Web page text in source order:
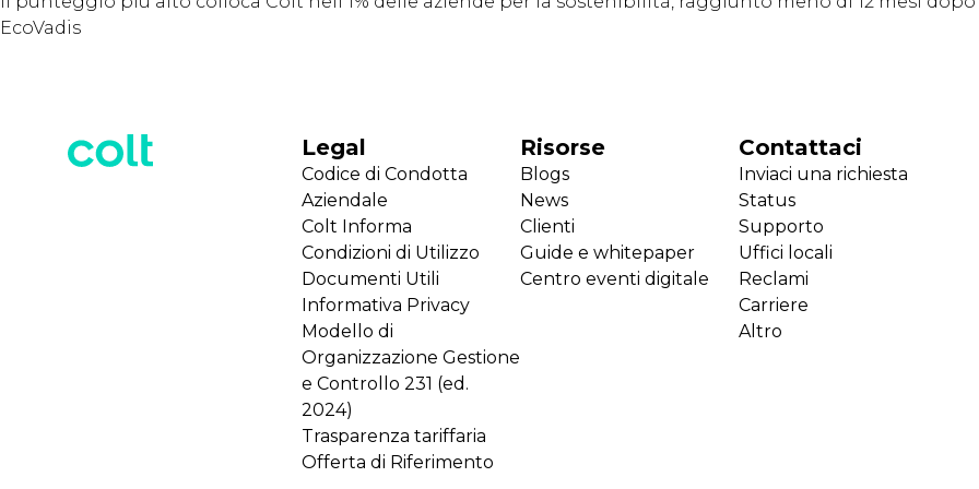
EcoVadis
Legal
Codice di Condotta
Aziendale
Colt Informa
Condizioni di Utilizzo
Documenti Utili
Informativa Privacy
Modello di
Organizzazione Gestione
e Controllo 231 (ed.
2024)
Trasparenza tariffaria
Offerta di Riferimento
Risorse
Blogs
News
Clienti
Guide e whitepaper
Centro eventi digitale
Contattaci
Inviaci una richiesta
Status
Supporto
Uffici locali
Reclami
Carriere
Altro